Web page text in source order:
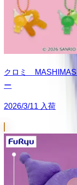
クロミ
ー
2026/3/11 入荷